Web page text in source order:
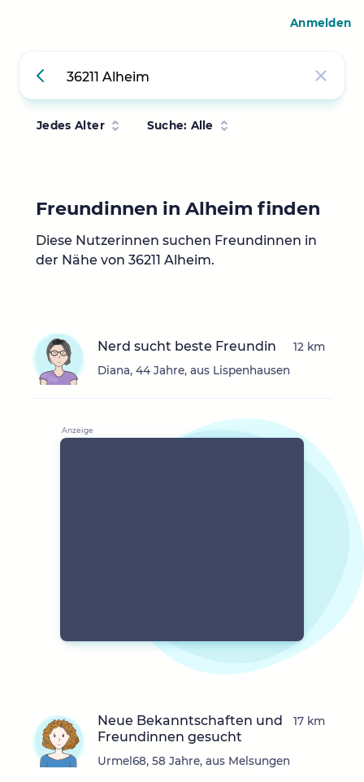
Jedes Alter Suche: Alle
Freundinnen in Alheim finden
Diese Nutzerinnen suchen Freundinnen in
der Nähe von 36211 Alheim.
Nerd sucht beste Freundin
Diana, 44 Jahre, aus Lispenhausen
12 km
Neue Bekanntschaften und
Freundinnen gesucht
Urmel68, 58 Jahre, aus Melsungen
17 km
Anmelden